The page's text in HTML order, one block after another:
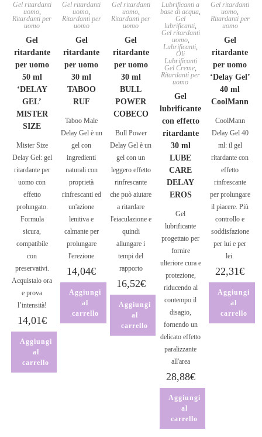
Gel ritardanti
uomo,
Ritardanti per
uomo
Gel
ritardante
per uomo
50 ml
‘DELAY
GEL’
MISTER
SIZE
Mister Size
Delay Gel: gel
ritardante per
uomo con
effetto
prolungato.
Formula
sicura,
compatibile
con
preservativi.
Acquistalo ora
e prova
l’intensità!
14,01€
Aggiungi
al
carrello
Gel ritardanti
uomo,
Ritardanti per
uomo
Gel
ritardante
per uomo
30 ml
TABOO
RUF
Taboo Male
Delay Gel è un
gel con
ingredienti
naturali con
proprietà
rinfrescanti ed
un'azione
lenitiva e
calmante per
prolungare
l'erezione
14,04€
Aggiungi
al
carrello
Gel ritardanti
uomo,
Ritardanti per
uomo
Gel
ritardante
per uomo
30 ml
BULL
POWER
COBECO
Bull Power
Delay Gel è un
gel con un
leggero effetto
rinfrescante
che può aiutare
a ritardare
l'eiaculazione e
quindi
allungare i
tempi del
rapporto
16,52€
Aggiungi
al
carrello
Lubrificanti a
base di acqua,
Gel
lubrificanti,
Gel ritardanti
uomo,
Lubrificanti,
Oli
Lubrificanti
Gel Creme,
Ritardanti per
uomo
Gel
lubrificante
con effetto
ritardante
30 ml
LUBE
CARE
DELAY
EROS
Gel
lubrificante
progettato per
fornire
ulteriore cura e
protezione,
riducendo al
contempo il
disagio,
fornendo un
delicato effetto
paralizzante
all'area
28,88€
Aggiungi
al
carrello
Gel ritardanti
uomo,
Ritardanti per
uomo
Gel
ritardante
per uomo
‘Delay Gel’
40 ml
CoolMann
CoolMann
Delay Gel 40
ml: il gel
ritardante con
effetto
rinfrescante
per prolungare
il piacere. Più
controllo e
soddisfazione
per lui e per
lei.
22,31€
Aggiungi
al
carrello